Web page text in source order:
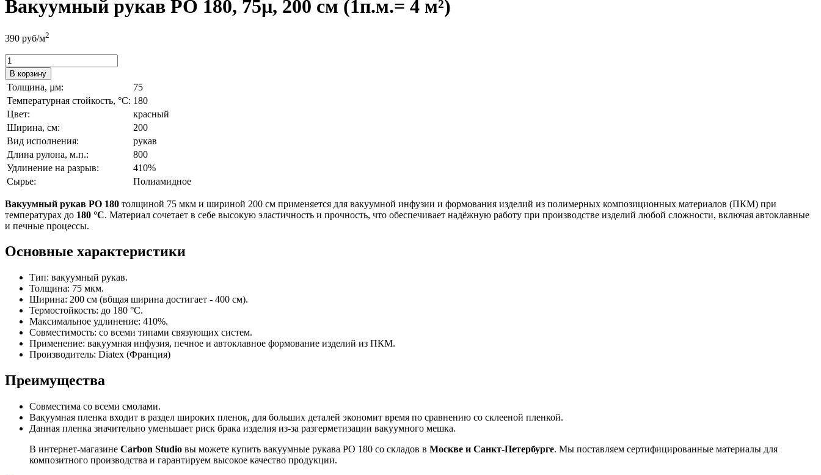
Вакуумный рукав РО 180, 75µ, 200 см (1п.м.= 4 м²)
390 руб/м2
В корзину
Толщина, µм:
75
Температурная стойкость, °C: 180
Цвет:
красный
Ширина, см:
200
Вид исполнения:
рукав
Длина рулона, м.п.:
800
Удлинение на разрыв:
410%
Сырье:
Полиамидное
Вакуумный рукав РО 180 толщиной 75 мкм и шириной 200 см применяется для вакуумной инфузии и формования изделий из полимерных композиционных материалов (ПКМ) при
температурах до 180 °C. Материал сочетает в себе высокую эластичность и прочность, что обеспечивает надёжную работу при производстве изделий любой сложности, включая автоклавные
и печные процессы.
Основные характеристики
Тип: вакуумный рукав.
Толщина: 75 мкм.
Ширина: 200 см (вбщая ширина достигает - 400 см).
Термостойкость: до 180 °C.
Максимальное удлинение: 410%.
Совместимость: со всеми типами связующих систем.
Применение: вакуумная инфузия, печное и автоклавное формование изделий из ПКМ.
Производитель: Diatex (Франция)
Преимущества
Совместима со всеми смолами.
Вакуумная пленка входит в раздел широких пленок, для больших деталей экономит время по сравнению со склееной пленкой.
Данная пленка значительно уменьшает риск брака изделия из-за разгерметизации вакуумного мешка.
В интернет-магазине Carbon Studio вы можете купить вакуумные рукава РО 180 со складов в Москве и Санкт-Петербурге. Мы поставляем сертифицированные материалы для
композитного производства и гарантируем высокое качество продукции.